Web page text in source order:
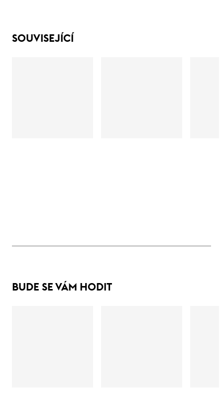
SOUVISEJÍCÍ
BUDE SE VÁM HODIT